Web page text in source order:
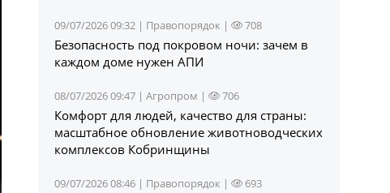
09/07/2026 09:32 | Правопорядок | 708
Безопасность под покровом ночи: зачем в
каждом доме нужен АПИ
08/07/2026 09:47 |Агропром | 706
Комфорт для людей, качество для страны:
масштабное обновление животноводческих
комплексов Кобринщины
09/07/2026 08:46 | Правопорядок | 693